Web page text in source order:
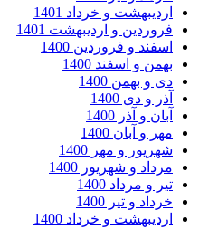
و خرداد 1401
و اردیبهشت 1401
و فروردین 1400
و اسفند 1400
و بهمن 1400
و دی 1400
و آذر 1400
و آبان 1400
و مهر 1400
و شهریور 1400
و مرداد 1400
و تیر 1400
و خرداد 1400